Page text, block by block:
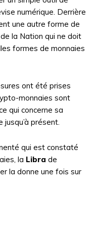
numérique. Derrière
une autre forme de
la Nation qui ne doit
formes de monnaies
ont été prises
monnaies sont
qui concerne sa
présent.
qui est constaté
la Libra de
la donne une fois sur